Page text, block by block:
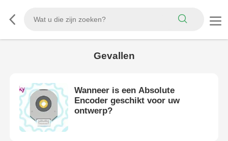
Gevallen
Wanneer is een Absolute
Encoder geschikt voor uw
ontwerp?